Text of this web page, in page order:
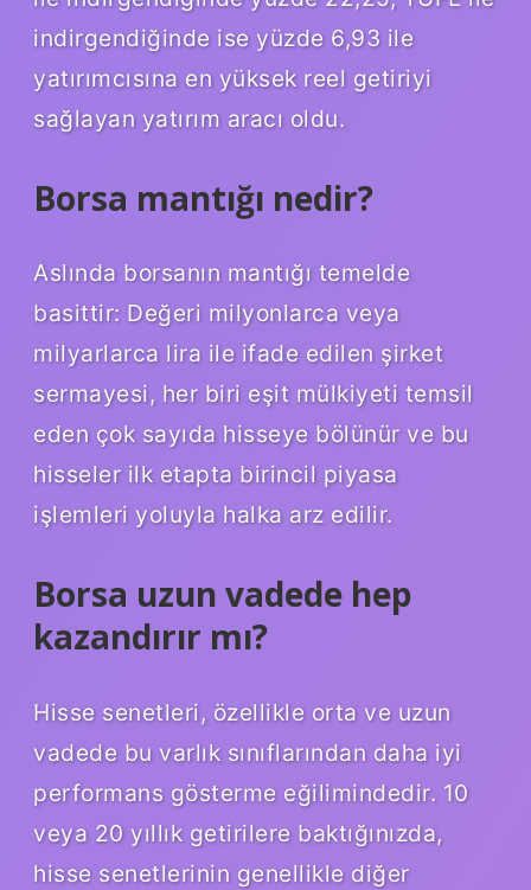
indirgendiğinde ise yüzde 6,93 ile
yatırımcısına en yüksek reel getiriyi
sağlayan yatırım aracı oldu.
Borsa mantığı nedir?
Aslında borsanın mantığı temelde
basittir: Değeri milyonlarca veya
milyarlarca lira ile ifade edilen şirket
sermayesi, her biri eşit mülkiyeti temsil
eden çok sayıda hisseye bölünür ve bu
hisseler ilk etapta birincil piyasa
işlemleri yoluyla halka arz edilir.
Borsa uzun vadede hep
kazandırır mı?
Hisse senetleri, özellikle orta ve uzun
vadede bu varlık sınıflarından daha iyi
performans gösterme eğilimindedir. 10
veya 20 yıllık getirilere baktığınızda,
hisse senetlerinin genellikle diğer